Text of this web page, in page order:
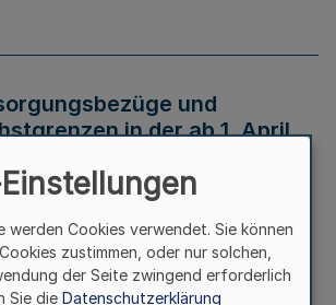
und
in der ab 1. April
werden Cookies verwendet. Sie können
zustimmen, oder nur solchen,
der Seite zwingend erforderlich
Sie die Datenschutzerklärung